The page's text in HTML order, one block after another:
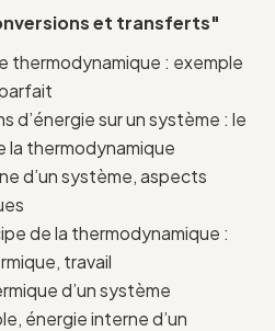
et transferts"
thermodynamique : exemple
d’énergie sur un système : le
la thermodynamique
d’un système, aspects
de la thermodynamique :
travail
d’un système
énergie interne d’un